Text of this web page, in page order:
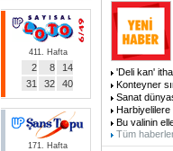
411. Hafta
2 8
14
31
32 40
171. Hafta
'Deli kan'
Konteyner
Sanat
Harbiyelilere
Bu valinin
Tüm